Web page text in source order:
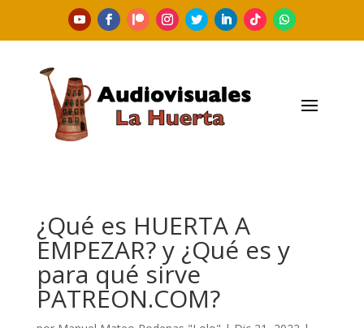
¿Qué es HUERTA A
EMPEZAR? y ¿Qué es y
para qué sirve
PATREON.COM?